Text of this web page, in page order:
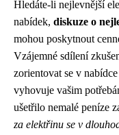
Hledáte-li nejlevnější
nabídek, diskuze o
mohou poskytnout
Vzájemné sdílení
zorientovat se v
vyhovuje vašim
ušetřilo nemalé peníze
za elektřinu se v